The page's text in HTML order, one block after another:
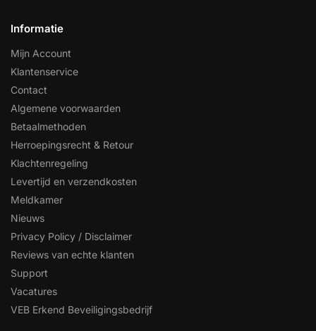
Informatie
Mijn Account
Klantenservice
Contact
Algemene voorwaarden
Betaalmethoden
Herroepingsrecht & Retour
Klachtenregeling
Levertijd en verzendkosten
Meldkamer
Nieuws
Privacy Policy / Disclaimer
Reviews van echte klanten
Support
Vacatures
VEB Erkend Beveiligingsbedrijf